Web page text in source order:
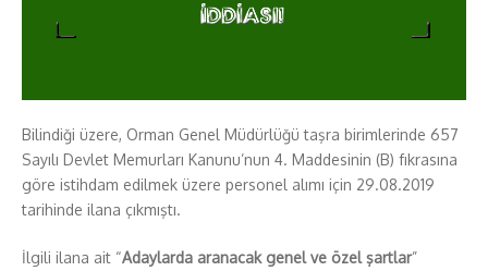
Bilindiği üzere, Orman Genel Müdürlüğü taşra birimlerinde 657
Sayılı Devlet Memurları Kanunu’nun 4. Maddesinin (B) fıkrasına
göre istihdam edilmek üzere personel alımı için 29.08.2019
tarihinde ilana çıkmıştı.
İlgili ilana ait “Adaylarda aranacak genel ve özel şartlar”